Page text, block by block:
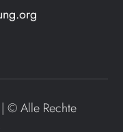
| ©Alle Rechte